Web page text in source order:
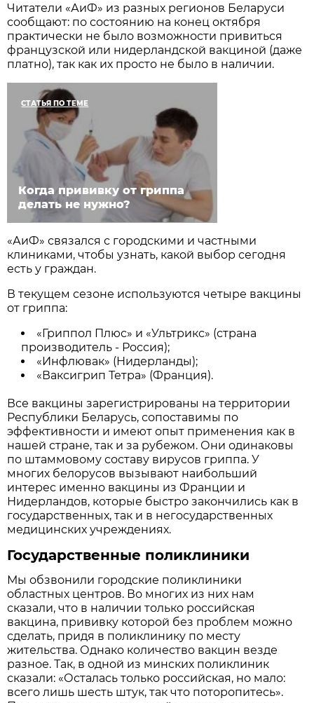
Читатели «АиФ» из разных регионов Беларуси
сообщают: по состоянию на конец октября
практически не было возможности привиться
французской или нидерландской вакциной (даже
платно), так как их просто не было в наличии.
СТАТЬЯ ПО ТЕМЕ
Когда прививку от гриппа
делать не нужно?
«АиФ» связался с городскими и частными
клиниками, чтобы узнать, какой выбор сегодня
есть у граждан.
В текущем сезоне используются четыре вакцины
от гриппа:
«Гриппол Плюс» и «Ультрикс» (страна
производитель - Россия);
«Инфлювак» (Нидерланды);
«Ваксигрип Тетра» (Франция).
Все вакцины зарегистрированы на территории
Республики Беларусь, сопоставимы по
эффективности и имеют опыт применения как в
нашей стране, так и за рубежом. Они одинаковы
по штаммовому составу вирусов гриппа. У
многих белорусов вызывают наибольший
интерес именно вакцины из Франции и
Нидерландов, которые быстро закончились как в
государственных, так и в негосударственных
медицинских учреждениях.
Государственные поликлиники
Мы обзвонили городские поликлиники
областных центров. Во многих из них нам
сказали, что в наличии только российская
вакцина, прививку которой без проблем можно
сделать, придя в поликлинику по месту
жительства. Однако количество вакцин везде
разное. Так, в одной из минских поликлиник
сказали: «Осталась только российская, но мало:
всего лишь шесть штук, так что поторопитесь».